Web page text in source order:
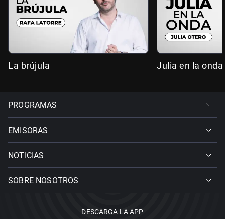
La brújula Julia en la onda
PROGRAMAS
EMISORAS
NOTICIAS
SOBRE NOSOTROS
DESCARGA LA APP